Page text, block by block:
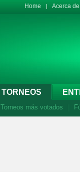
Home Acerca
TORNEOS
Torneos más votados